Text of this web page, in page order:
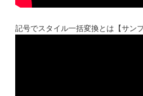
記号でスタイル一括変換とは【サン